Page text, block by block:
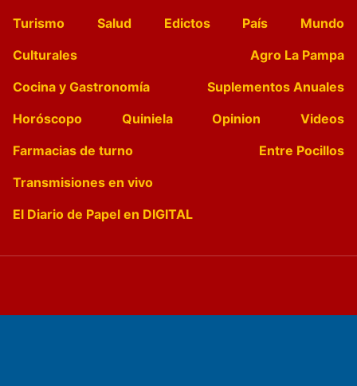
Turismo
Salud Edictos País
Mundo
Culturales
Agro La Pampa
Cocina y Gastronomía
Suplementos Anuales
Horóscopo
Quiniela Opinion
Videos
Farmacias de turno
Entre Pocillos
Transmisiones en vivo
El Diario de Papel en DIGITAL